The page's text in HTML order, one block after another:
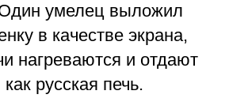
умелец выложил
в качестве экрана,
нагреваются и отдают
русская печь.